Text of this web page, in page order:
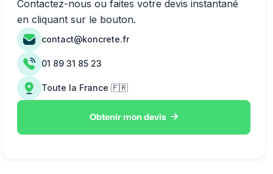
Contactez-nous ou faites votre devis instantané
en cliquant sur le bouton.
contact@koncrete.fr
01 89 31 85 23
Toute la France 🇫🇷
Obtenir mon devis 